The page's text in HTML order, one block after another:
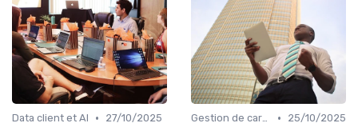
Data client et AI •
27/10/2025
Gestion de carrière •
25/10/2025